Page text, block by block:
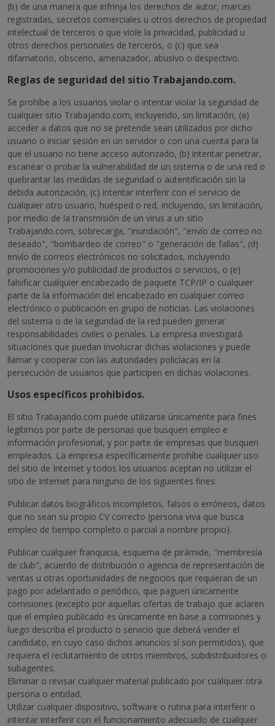
(b) de una manera que infrinja los derechos de autor, marcas
registradas, secretos comerciales u otros derechos de propiedad
intelectual de terceros o que viole la privacidad, publicidad u
otros derechos personales de terceros, o (c) que sea
difamatorio, obsceno, amenazador, abusivo o despectivo.
Reglas de seguridad del sitio Trabajando.com.
Se prohíbe a los usuarios violar o intentar violar la seguridad de
cualquier sitio Trabajando.com, incluyendo, sin limitación, (a)
acceder a datos que no se pretende sean utilizados por dicho
usuario o iniciar sesión en un servidor o con una cuenta para la
que el usuario no tiene acceso autorizado, (b) intentar penetrar,
escanear o probar la vulnerabilidad de un sistema o de una red o
quebrantar las medidas de seguridad o autentificación sin la
debida autorización, (c) intentar interferir con el servicio de
cualquier otro usuario, huésped o red, incluyendo, sin limitación,
por medio de la transmisión de un virus a un sitio
Trabajando.com, sobrecarga, "inundación", "envío de correo no
deseado", "bombardeo de correo" o "generación de fallas", (d)
envío de correos electrónicos no solicitados, incluyendo
promociones y/o publicidad de productos o servicios, o (e)
falsificar cualquier encabezado de paquete TCP/IP o cualquier
parte de la información del encabezado en cualquier correo
electrónico o publicación en grupo de noticias. Las violaciones
del sistema o de la seguridad de la red pueden generar
responsabilidades civiles o penales. La empresa investigará
situaciones que puedan involucrar dichas violaciones y puede
llamar y cooperar con las autoridades policíacas en la
persecución de usuarios que participen en dichas violaciones.
Usos específicos prohibidos.
El sitio Trabajando.com puede utilizarse únicamente para fines
legítimos por parte de personas que busquen empleo e
información profesional, y por parte de empresas que busquen
empleados. La empresa específicamente prohíbe cualquier uso
del sitio de Internet y todos los usuarios aceptan no utilizar el
sitio de Internet para ninguno de los siguientes fines:
Publicar datos biográficos incompletos, falsos o erróneos, datos
que no sean su propio CV correcto (persona viva que busca
empleo de tiempo completo o parcial a nombre propio).
Publicar cualquier franquicia, esquema de pirámide, "membresía
de club", acuerdo de distribución o agencia de representación de
ventas u otras oportunidades de negocios que requieran de un
pago por adelantado o periódico, que paguen únicamente
comisiones (excepto por aquellas ofertas de trabajo que aclaren
que el empleo publicado es únicamente en base a comisiones y
luego describa el producto o servicio que deberá vender el
candidato, en cuyo caso dichos anuncios sí son permitidos), que
requiera el reclutamiento de otros miembros, subdistribuidores o
subagentes.
Eliminar o revisar cualquier material publicado por cualquier otra
persona o entidad.
Utilizar cualquier dispositivo, software o rutina para interferir o
intentar interferir con el funcionamiento adecuado de cualquier